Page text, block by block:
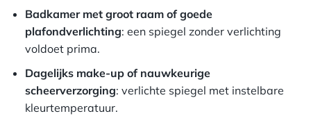
Badkamer met groot raam of goede
plafondverlichting: een spiegel zonder verlichting
voldoet prima.
Dagelijks make-up of nauwkeurige
scheerverzorging: verlichte spiegel met instelbare
kleurtemperatuur.